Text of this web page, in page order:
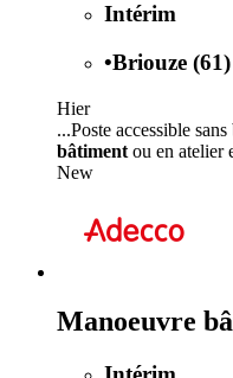
Intérim
•Briouze (61)
Hier
...Poste accessible
bâtiment ou en atelier
New
Manoeuvre